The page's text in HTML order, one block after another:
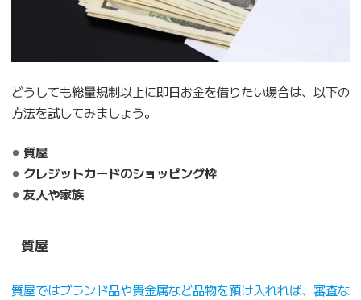
どうしても総量規制以上に即日お金を借りたい場合は、以下の
方法を試してみましょう。
質屋
クレジットカードのショッピング枠
友人や家族
質屋
質屋ではブランド品や貴金属など品物を預け入れれば、審査な